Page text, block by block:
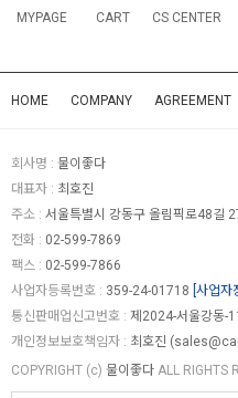
MYPAGE CART CS CENTER
HOME COMPANY AGREEMENT
회사명 : 물이좋다
대표자 : 최호진
주소 : 서울특별시 강동구 올림픽로48길
전화 : 02-599-7869
팩스 : 02-599-7866
사업자등록번호 : 359-24-01718 [사업자
통신판매업신고번호 : 제2024-서울강동-
개인정보보호책임자 : 최호진 (
COPYRIGHT (c) 물이좋다 ALL RIGHTS